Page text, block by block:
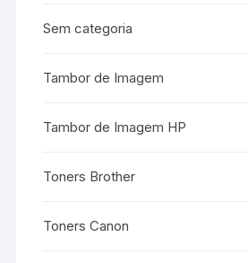
Sem categoria
Tambor de Imagem
Tambor de Imagem HP
Toners Brother
Toners Canon